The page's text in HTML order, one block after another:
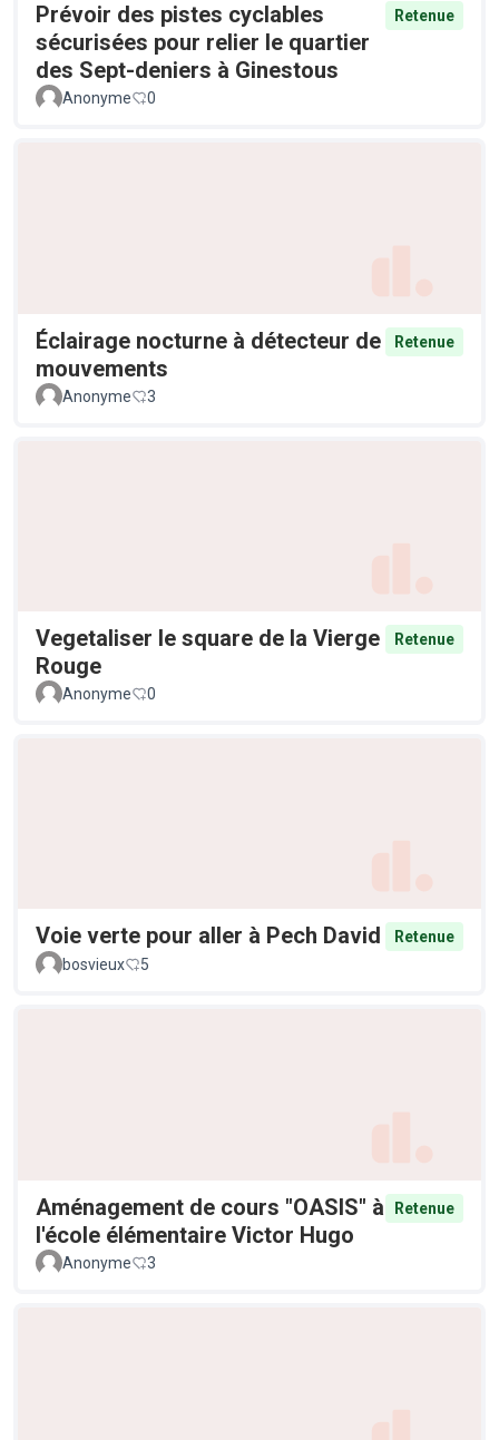
Prévoir des pistes cyclables
sécurisées pour relier le quartier
des Sept-deniers à Ginestous
Retenue
Anonyme 0
Éclairage nocturne à détecteur de
mouvements
Retenue
Anonyme 3
Vegetaliser le square de la Vierge
Rouge
Retenue
Anonyme 0
Voie verte pour aller à Pech David
Retenue
bosvieux
5
Aménagement de cours "OASIS" à
l'école élémentaire Victor Hugo
Retenue
Anonyme 3